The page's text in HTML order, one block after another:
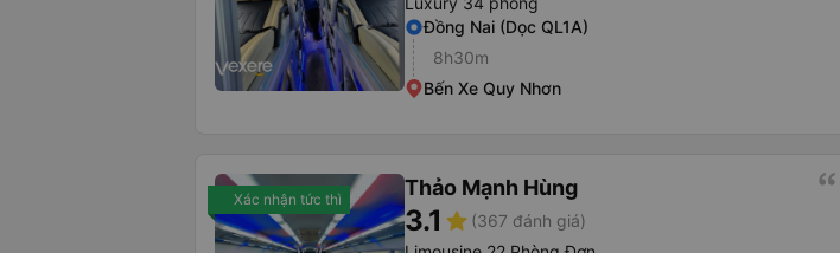
Đồng Nai (Dọc QL1A)
8h30m
Bến Xe Quy Nhơn
Xác nhận tức thì Thảo Mạnh Hùng
3.1 star (367 đánh giá)